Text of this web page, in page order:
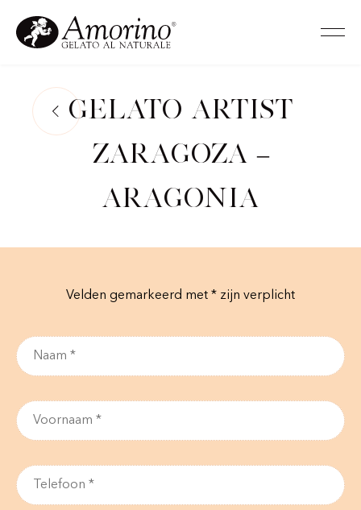
Gelato Artist
Zaragoza –
Aragonia
Velden gemarkeerd met * zijn verplicht